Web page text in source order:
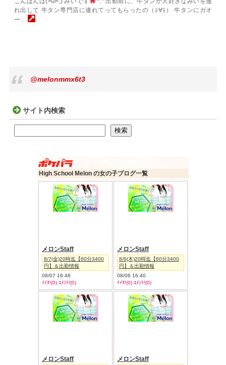
れ出して 牛タン専門店に連れてってもらったの（≧∀≦） 牛タンにガオ
ー…
@melonmmx6t3
サイト内検索
検索